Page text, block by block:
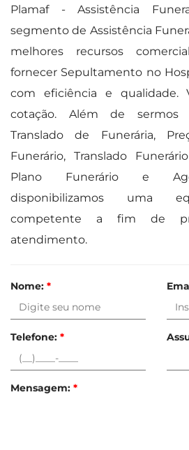
Plamaf - Assistência
segmento de Assistência
melhores recursos
fornecer Sepultamento no
com eficiência e qualidade.
cotação. Além de sermos
Translado de Funerária,
Funerário, Translado
Plano Funerário e
disponibilizamos uma
competente a fim de
atendimento.
Nome: *
Telefone: *
Mensagem: *